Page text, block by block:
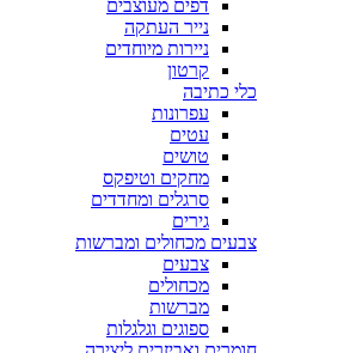
דפים מעוצבים
נייר העתקה
ניירות מיוחדים
קרטון
כלי כתיבה
עפרונות
עטים
טושים
מחקים וטיפקס
סרגלים ומחדדים
גירים
צבעים מכחולים ומברשות
צבעים
מכחולים
מברשות
ספוגים וגלגלות